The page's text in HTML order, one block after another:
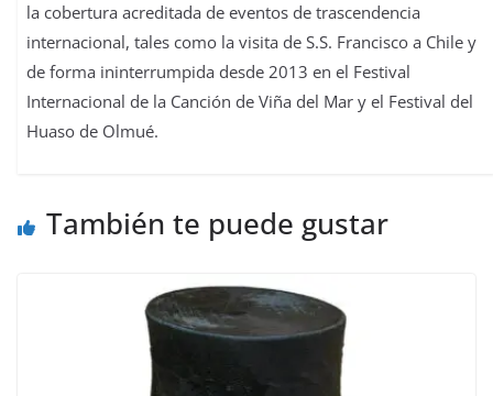
la cobertura acreditada de eventos de trascendencia
internacional, tales como la visita de S.S. Francisco a Chile y
de forma ininterrumpida desde 2013 en el Festival
Internacional de la Canción de Viña del Mar y el Festival del
Huaso de Olmué.
También te puede gustar